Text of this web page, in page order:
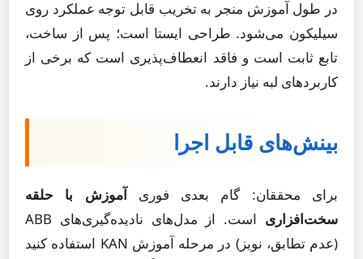
در طول آموزش منجر به تخریب قابل توجه عملکرد روی
سیلیکون می‌شود. طراحی ایستا است؛ پس از ساخت،
تابع ثابت است و فاقد انعطاف‌پذیری است که برخی از
کاربردهای لبه نیاز دارند.
بینش‌های قابل اجرا
برای محققان: گام بعدی فوریآموزش با حلقه
سخت‌افزاری
است. از مدل‌های نادیده‌گیری‌های ABB
(عدم تطابق، نویز) در مرحله آموزش KAN استفاده کنید